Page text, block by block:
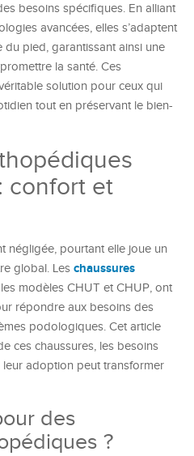
besoins spécifiques. En alliant
avancées, elles s’adaptent
pied, garantissant ainsi une
la santé. Ces
solution pour ceux qui
tout en préservant le bien-
confort et
négligée, pourtant elle joue un
global. Les chaussures
modèles CHUT et CHUP, ont
répondre aux besoins des
podologiques. Cet article
ces chaussures, les besoins
adoption peut transformer
des
?